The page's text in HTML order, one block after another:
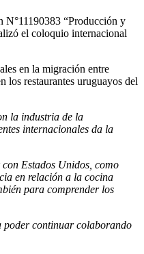
N°11190383 “Producción y
el coloquio internacional
en la migración entre
restaurantes uruguayos del
la industria de la
internacionales da la
Estados Unidos, como
en relación a la cocina
para comprender los
poder continuar colaborando